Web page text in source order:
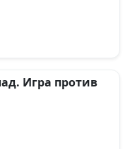
Игра против